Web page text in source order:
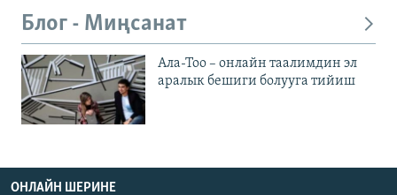
Блог - Миңсанат
Ала-Тоо – онлайн таалимдин эл
аралык бешиги болууга тийиш
ОНЛАЙН ШЕРИНЕ